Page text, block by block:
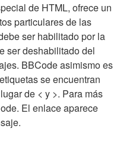
de HTML, ofrece un
particulares de las
ser habilitado por la
ser deshabilitado del
BBCode asimismo es
se encuentran
de < y >. Para más
El enlace aparece